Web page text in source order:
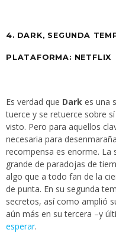
4. DARK, SEGUNDA
PLATAFORMA: NETFLIX
Es verdad que Dark es una
tuerce y se retuerce sobre
visto. Pero para aquellos
necesaria para
recompensa es enorme. La
grande de paradojas de
algo que a todo fan de la
de punta. En su segunda
secretos, así como amplió
aún más en su tercera –y
esperar.